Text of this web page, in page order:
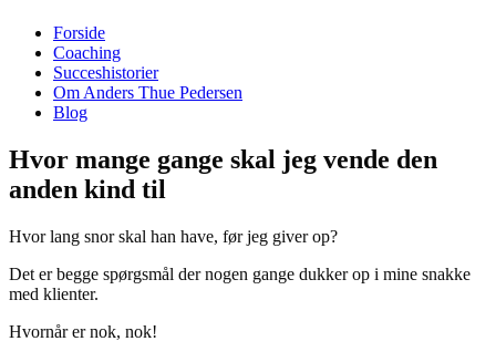
Forside
Coaching
Succeshistorier
Om Anders Thue Pedersen
Blog
Hvor mange gange skal jeg vende den
anden kind til
Hvor lang snor skal han have, før jeg giver op?
Det er begge spørgsmål der nogen gange dukker op i mine snakke
med klienter.
Hvornår er nok, nok!